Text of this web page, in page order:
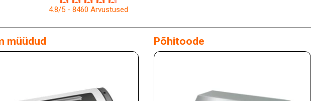
4.8/5 - 8460 Arvustused
müüdud Põhitoode